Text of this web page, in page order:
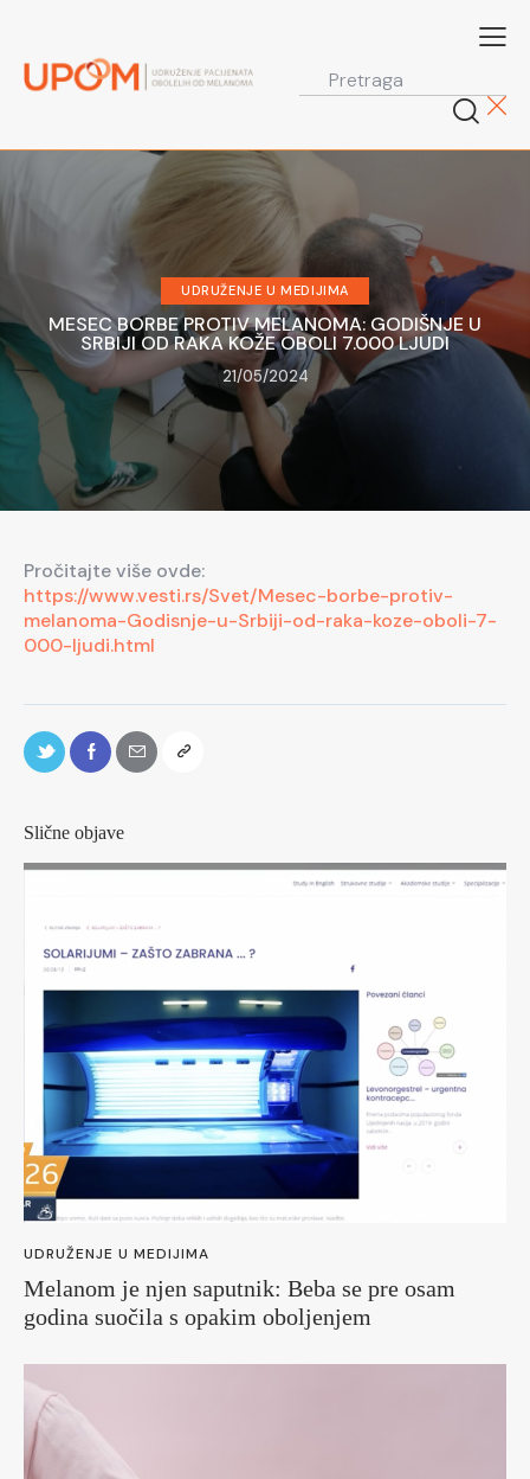
UDRUŽENJE U MEDIJIMA
MESEC BORBE PROTIV MELANOMA: GODIŠNJE U
SRBIJI OD RAKA KOŽE OBOLI 7.000 LJUDI
21/05/2024
Pročitajte više ovde:
https://www.vesti.rs/Svet/Mesec-borbe-protiv-
melanoma-Godisnje-u-Srbiji-od-raka-koze-oboli-7-
000-ljudi.html
Slične objave
UDRUŽENJE U MEDIJIMA
Melanom je njen saputnik: Beba se pre osam
godina suočila s opakim oboljenjem